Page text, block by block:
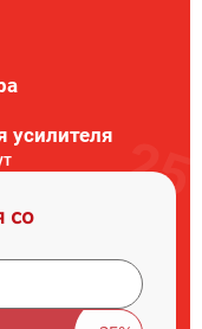
усилителя
со